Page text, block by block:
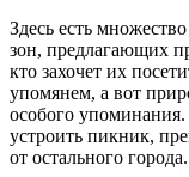
Здесь есть
зон, предлагающих
кто захочет их
упомянем, а вот
особого
устроить пикник,
от остального города.